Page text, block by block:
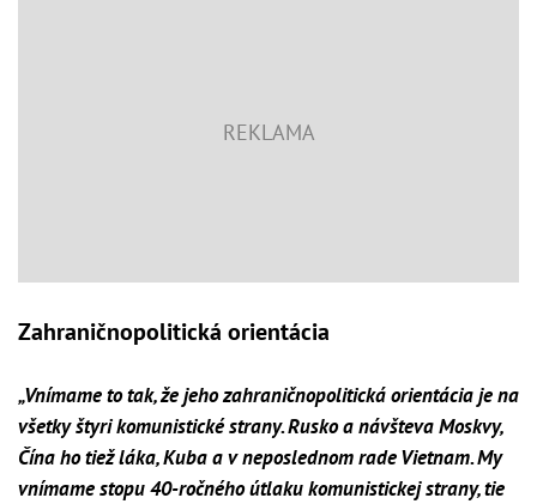
Zahraničnopolitická orientácia
„Vnímame to tak, že jeho zahraničnopolitická orientácia je na
všetky štyri komunistické strany. Rusko a návšteva Moskvy,
Čína ho tiež láka, Kuba a v neposlednom rade Vietnam. My
vnímame stopu 40-ročného útlaku komunistickej strany, tie